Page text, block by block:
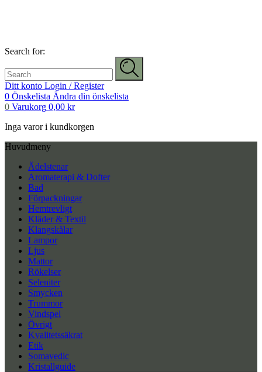
Search for:
Ditt konto Login / Register
0 Önskelista Ändra din önskelista
0 Varukorg 0,00 kr
Inga varor i kundkorgen
Huvudmeny
Ädelstenar
Aromaterapi & Dofter
Bad
Förpackningar
Hemtrevligt
Kläder & Textil
Klangskålar
Lampor
Ljus
Mattor
Rökelser
Seleniter
Smycken
Trummor
Vindspel
Övrigt
Kvalitetssäkrat
Etik
Somavedic
Kristallguide